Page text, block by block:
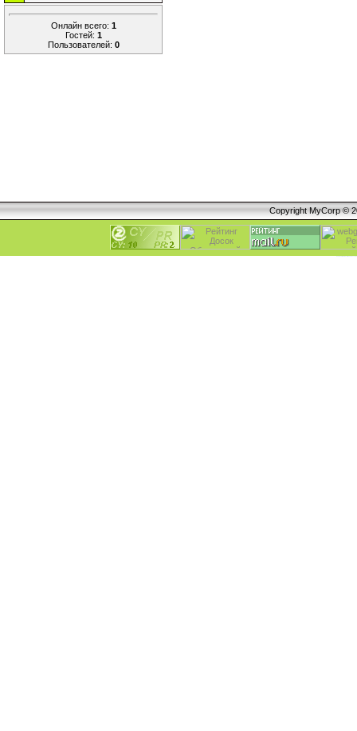
Онлайн всего: 1
Гостей: 1
Пользователей: 0
Copyright MyCorp ©